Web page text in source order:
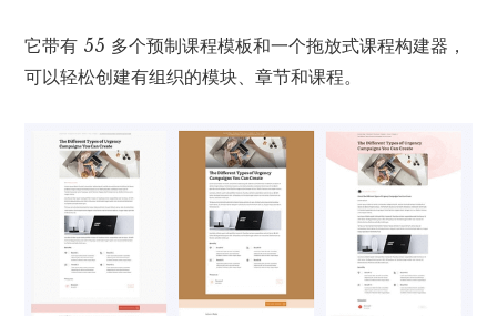
它带有 55 多个预制课程模板和一个拖放式课程构建器，
可以轻松创建有组织的模块、章节和课程。